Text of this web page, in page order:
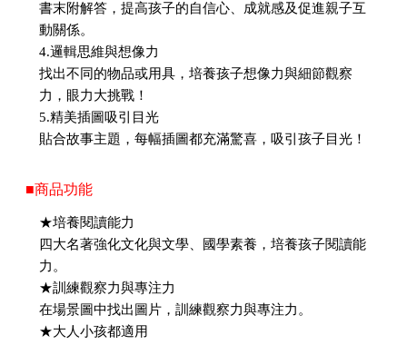
書末附解答，提高孩子的自信心、成就感及促進親子互
動關係。
4.邏輯思維與想像力
找出不同的物品或用具，培養孩子想像力與細節觀察
力，眼力大挑戰！
5.精美插圖吸引目光
貼合故事主題，每幅插圖都充滿驚喜，吸引孩子目光！
■商品功能
★培養閱讀能力
四大名著強化文化與文學、國學素養，培養孩子閱讀能
力。
★訓練觀察力與專注力
在場景圖中找出圖片，訓練觀察力與專注力。
★大人小孩都適用